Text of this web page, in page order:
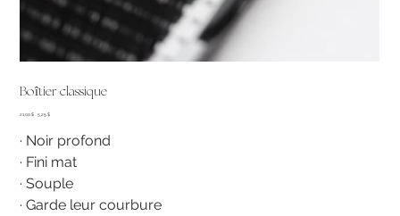
Boîtier classique
Prix
21,00 $
Prix
5,25 $
· Noir profond
· Fini mat
· Souple
· Garde leur courbure